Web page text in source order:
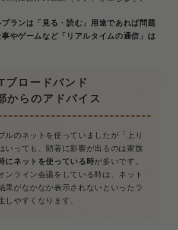
ランは「見る・読む」用途であれば問題
やゲームなど「リアルタイムの通信」は
ブロードバンド
からのアドバイス
ルのネットを使っていましたが「上り
いっても、顕著に影響が出るのは家族
にネットを使っている時が多いです。
ンライン会議をしている時は、ネット
果がなかなか表示されないといったラ
しやすくなります。